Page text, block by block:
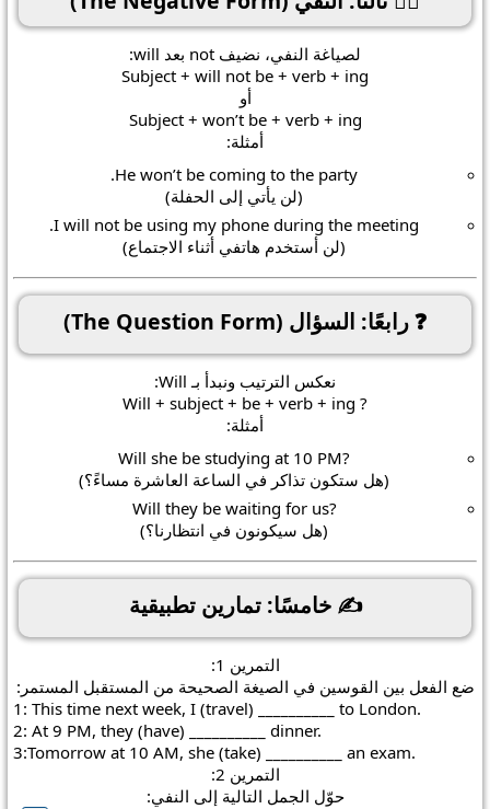
لصياغة النفي، نضيف not بعد will
:
Subject + will not be + verb + ing
أو
Subject + won’t be + verb + ing
أمثلة:
He won’t be coming to the party.
(لن يأتي إلى الحفلة)
I will not be using my phone during the meeting.
(لن أستخدم هاتفي أثناء الاجتماع)
❓ رابعًا: السؤال (The Question Form)
نعكس الترتيب ونبدأ بـ Will
:
?
Will + subject + be + verb + ing
أمثلة:
?Will she
be studying at 10 PM
(هل ستكون تذاكر في الساعة العاشرة مساءً؟)
?Will they
be waiting for us
(هل سيكونون في انتظارنا؟)
✍️ خامسًا: تمارين تطبيقية
التمرين 1:
ضع الفعل بين القوسين في الصيغة الصحيحة من المستقبل المستمر:
1: This time next week, I (travel) __________ to London.
2: At 9 PM, they (have) __________ dinner.
3:Tomorrow at 10 AM, she (take) __________ an exam.
التمرين 2:
حوّل الجمل التالية إلى النفي: